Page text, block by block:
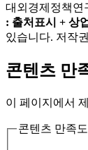
대외경제정책연
: 출처표시 + 상
있습니다. 저작
콘텐츠 만
이 페이지에서
콘텐츠 만족